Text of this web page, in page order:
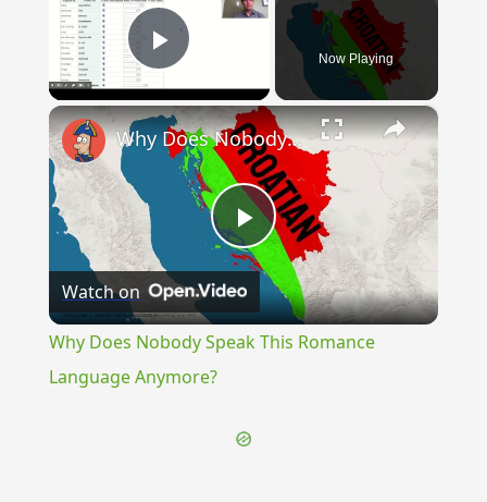
Play Video Now Playing
×
Play
Video
Why Does Nobody Speak This Romance Language Anymore?
Watch on
Why Does Nobody Speak This Romance
Language Anymore?